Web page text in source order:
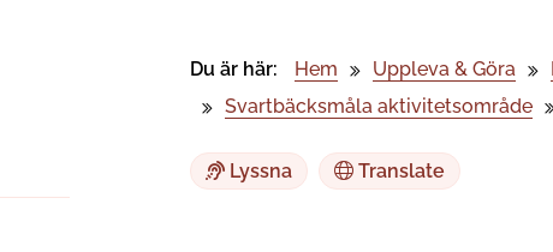
Du är här: Hem Uppleva & Göra
Svartbäcksmåla aktivitetsområde
Lyssna Translate